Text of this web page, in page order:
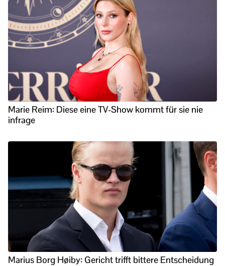
Marie Reim: Diese eine TV-Show kommt für sie nie
infrage
Marius Borg Høiby: Gericht trifft bittere Entscheidung